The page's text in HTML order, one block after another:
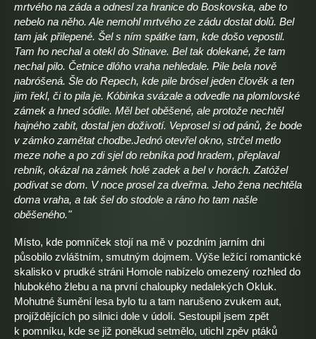
mrtvého na záda a odnesl za hranice do Boskovska, abe to
nebelo na něho. Ale nemohl mrtvého ze zádu dostat dolů. Bel
tam jak přilepené. Šel s ním spátke tam, kde došo vepostil.
Tam ho nechal a otekl do Stinave. Bel tak dolekané, že tam
nechal pilo. Četnice dlóho vraha nehledale. Pile bela nově
nabróšená. Šle do Repech, kde pile brósel jeden člověk a ten
jim řekl, či to pila je. Kóbinka svázale a odvedle na plomlovské
zámek a hned sódile. Měl bet oběšené, ale protože nechtěl
hajného zabít, dostal jen doživotí. Veprosel si od pánů, že bode
v zámko zamětat chodbe.Jednó otevřel okno, strčel metlo
meze nohe a po zdi sjel do rebníka pod hradem, přeplaval
rebník, okázal na zámek holé zadek a bel v horách. Zatóžel
podívat se dom. V noce prosel za dveřma. Jeho žena nechtěla
doma vraha, a tak šel do stodole a ráno ho tam našle
oběšeného."
Místo, kde pomníček stojí na mě v pozdním jarním dni
působilo zvláštním, smutným dojmem. Výše ležící romantické
skalisko v prudké stráni Homole nabízelo omezený rozhled do
hlubokého žlebu a na první chaloupky nedalekých Okluk.
Mohutné šumění lesa bylo tu a tam narušeno zvukem aut,
projíždějících po silnici dole v údolí. Sestoupil jsem zpět
k pomníku, kde se již poněkud setmělo, utichl zpěv ptáků